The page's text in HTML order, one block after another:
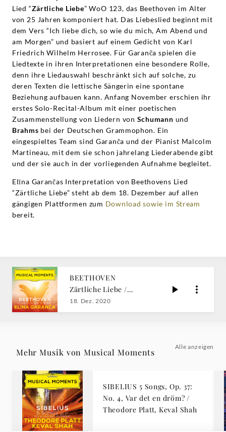
Lied “Zärtliche Liebe” WoO 123, das Beethoven im Alter
von 25 Jahren komponiert hat. Das Liebeslied beginnt mit
dem Vers “Ich liebe dich, so wie du mich, Am Abend und
am Morgen” und basiert auf einem Gedicht von Karl
Friedrich Wilhelm Herrosee. Für Garanča spielen die
Liedtexte in ihren Interpretationen eine besondere Rolle,
denn ihre Liedauswahl beschränkt sich auf solche, zu
deren Texten die lettische Sängerin eine spontane
Beziehung aufbauen kann. Anfang November erschien ihr
erstes Solo-Recital-Album mit einer poetischen
Zusammenstellung von Liedern von Schumann und
Brahms bei der Deutschen Grammophon. Ein
eingespieltes Team sind Garanča und der Pianist Malcolm
Martineau, mit dem sie schon jahrelang Liederabende gibt
und der sie auch in der vorliegenden Aufnahme begleitet.
Elīna Garančas Interpretation von Beethovens Lied
“Zärtliche Liebe” steht ab dem 18. Dezember auf allen
gängigen Plattformen zum Download sowie im Stream
bereit.
BEETHOVEN
Zärtliche Liebe /
Garanča
18. Dez. 2020
Mehr Musik von Musical Moments
Alle anzeigen
SIBELIUS 5 Songs, Op. 37:
No. 4, Var det en dröm? /
Theodore Platt, Keval Shah